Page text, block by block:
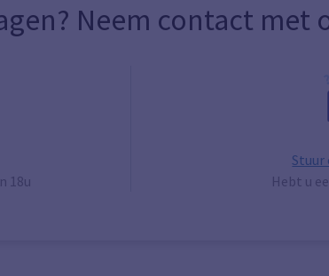
Neem contact met
18u
Stuur
Hebt u